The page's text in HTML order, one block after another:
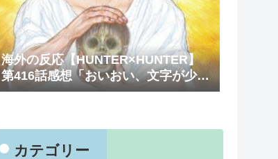
海外の反応【HUNTER×HUNTER】
第416話感想「おいおい、文字が少な
くてスッキリ読めるぞ！！」
カテゴリー